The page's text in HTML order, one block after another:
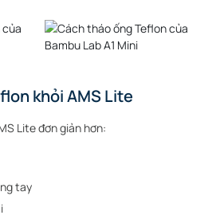
khỏi AMS Lite
Lite đơn giản hơn:
tay